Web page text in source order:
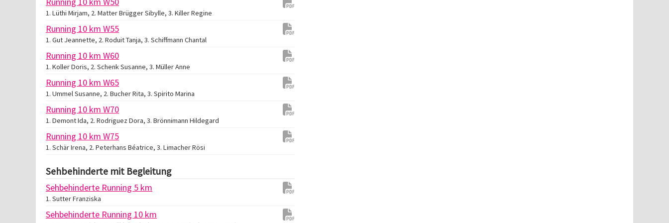
1. Lüthi Mirjam, 2. Matter Brügger Sibylle, 3. Killer Regine
Running 10 km W55
1. Gut Jeannette, 2. Roduit Tanja, 3. Schiffmann Chantal
Running 10 km W60
1. Koller Doris, 2. Schenk Susanne, 3. Müller Anne
Running 10 km W65
1. Ummel Susanne, 2. Bucher Rita, 3. Spirito Marina
Running 10 km W70
1. Demont Ida, 2. Rodriguez Dora, 3. Brönnimann Hildegard
Running 10 km W75
1. Schär Irena, 2. Peterhans Béatrice, 3. Limacher Rösi
Sehbehinderte mit Begleitung
Sehbehinderte Running 5 km
1. Sutter Franziska
Sehbehinderte Running 10 km